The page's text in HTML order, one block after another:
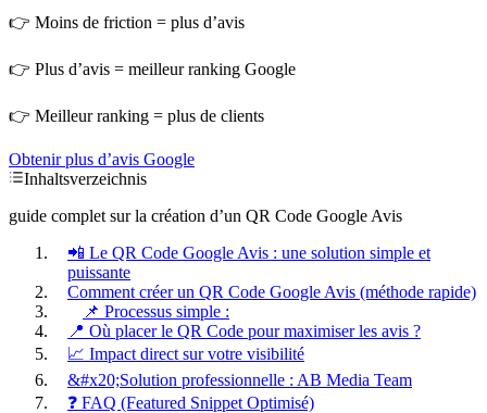
👉 Moins de friction = plus d’avis
👉 Plus d’avis = meilleur ranking Google
👉 Meilleur ranking = plus de clients
Obtenir plus d’avis Google
Inhaltsverzeichnis
guide complet sur la création d’un QR Code Google Avis
📲 Le QR Code Google Avis : une solution simple et
puissante
Comment créer un QR Code Google Avis (méthode rapide)
📌 Processus simple :
📍 Où placer le QR Code pour maximiser les avis ?
📈 Impact direct sur votre visibilité
&#x20;Solution professionnelle : AB Media Team
❓ FAQ (Featured Snippet Optimisé)